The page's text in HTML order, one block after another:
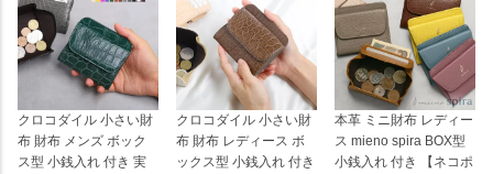
クロコダイル 小さい財
布 財布 メンズ ボック
ス型 小銭入れ 付き 実
クロコダイル 小さい財
布 財布 レディース ボ
ックス型 小銭入れ 付き
本革 ミニ財布 レディー
ス mieno spira BOX型
小銭入れ 付き 【ネコポ